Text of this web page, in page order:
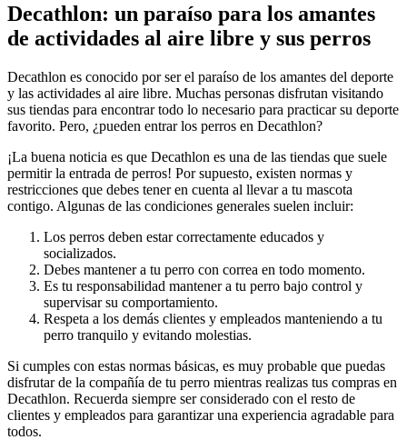
Decathlon: un paraíso para los amantes
de actividades al aire libre y sus perros
Decathlon es conocido por ser el paraíso de los amantes del deporte
y las actividades al aire libre. Muchas personas disfrutan visitando
sus tiendas para encontrar todo lo necesario para practicar su deporte
favorito. Pero, ¿pueden entrar los perros en Decathlon?
¡La buena noticia es que Decathlon es una de las tiendas que suele
permitir la entrada de perros! Por supuesto, existen normas y
restricciones que debes tener en cuenta al llevar a tu mascota
contigo. Algunas de las condiciones generales suelen incluir:
Los perros deben estar correctamente educados y
socializados.
Debes mantener a tu perro con correa en todo momento.
Es tu responsabilidad mantener a tu perro bajo control y
supervisar su comportamiento.
Respeta a los demás clientes y empleados manteniendo a tu
perro tranquilo y evitando molestias.
Si cumples con estas normas básicas, es muy probable que puedas
disfrutar de la compañía de tu perro mientras realizas tus compras en
Decathlon. Recuerda siempre ser considerado con el resto de
clientes y empleados para garantizar una experiencia agradable para
todos.